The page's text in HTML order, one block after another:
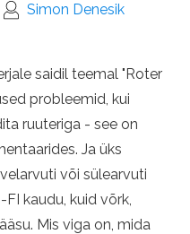
Simon Denesik
saidil teemal "Roter
probleemid, kui
ruuteriga - see on
Ja üks
või sülearvuti
kaudu, kuid võrk,
Mis viga on, mida